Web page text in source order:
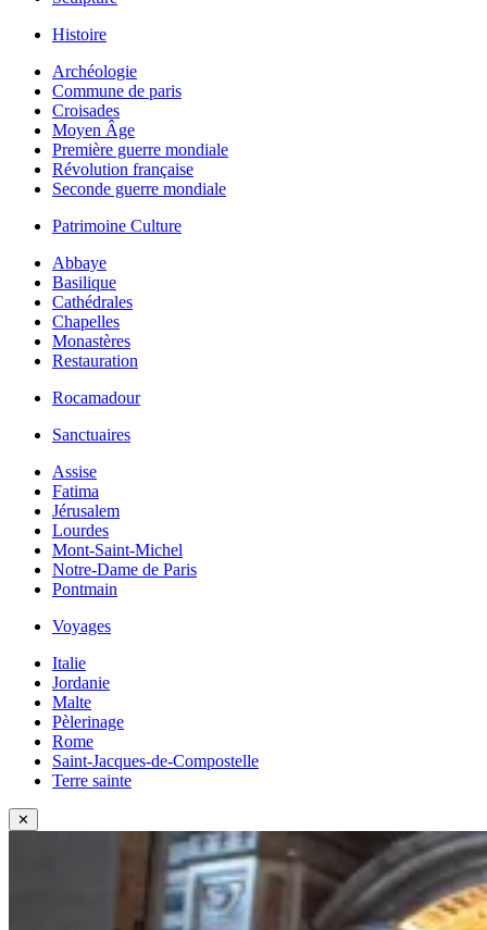
Histoire
Archéologie
Commune de paris
Croisades
Moyen Âge
Première guerre mondiale
Révolution française
Seconde guerre mondiale
Patrimoine Culture
Abbaye
Basilique
Cathédrales
Chapelles
Monastères
Restauration
Rocamadour
Sanctuaires
Assise
Fatima
Jérusalem
Lourdes
Mont-Saint-Michel
Notre-Dame de Paris
Pontmain
Voyages
Italie
Jordanie
Malte
Pèlerinage
Rome
Saint-Jacques-de-Compostelle
Terre sainte
✕